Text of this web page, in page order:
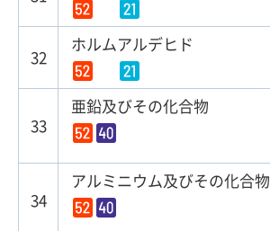
32
ホルムアルデヒド
33
亜鉛及びその化合物
34
アルミニウム及びその化合物